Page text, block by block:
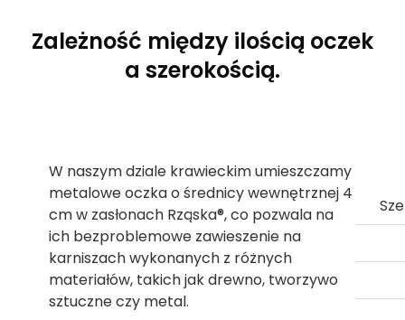
Zależność między ilością oczek
a szerokością.
W naszym dziale krawieckim umieszczamy
metalowe oczka o średnicy wewnętrznej 4
cm w zasłonach Rząska®, co pozwala na
ich bezproblemowe zawieszenie na
karniszach wykonanych z różnych
materiałów, takich jak drewno, tworzywo
sztuczne czy metal.